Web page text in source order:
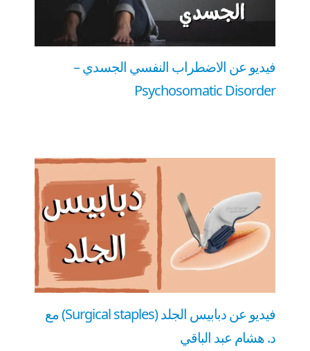
فيديو عن الاضطراب النفسي الجسدي –
Psychosomatic Disorder
فيديو عن دبابيس الجلد (Surgical staples) مع
د. هشام عبد الباقي